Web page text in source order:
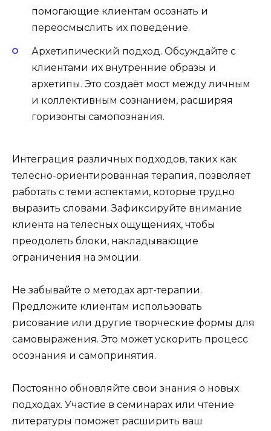
помогающие клиентам осознать и
переосмыслить их поведение.
Архетипический подход. Обсуждайте с
клиентами их внутренние образы и
архетипы. Это создаёт мост между личным
и коллективным сознанием, расширяя
горизонты самопознания.
Интеграция различных подходов, таких как
телесно-ориентированная терапия, позволяет
работать с теми аспектами, которые трудно
выразить словами. Зафиксируйте внимание
клиента на телесных ощущениях, чтобы
преодолеть блоки, накладывающие
ограничения на эмоции.
Не забывайте о методах арт-терапии.
Предложите клиентам использовать
рисование или другие творческие формы для
самовыражения. Это может ускорить процесс
осознания и самопринятия.
Постоянно обновляйте свои знания о новых
подходах. Участие в семинарах или чтение
литературы поможет расширить ваш